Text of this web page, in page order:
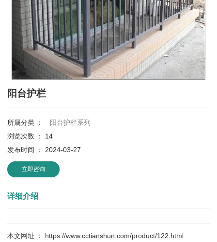
阳台护栏
所属分类 ：
阳台护栏系列
浏览次数 ： 14
发布时间 ： 2024-03-27
立即咨询
详细介绍
本文网址 ： https://www.cctianshun.com/product/122.html